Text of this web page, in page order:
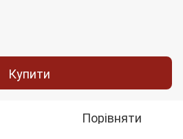
Купити
Порівняти